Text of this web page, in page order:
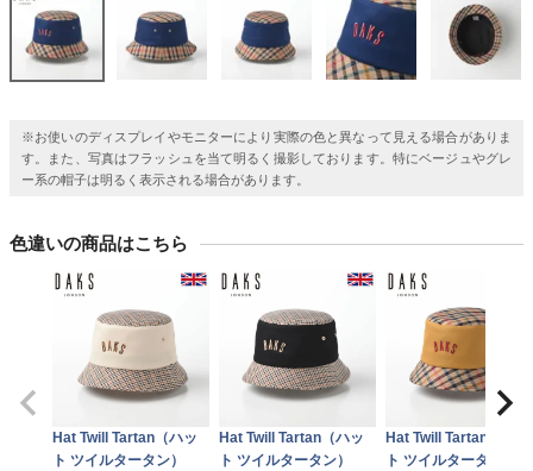
※お使いのディスプレイやモニターにより実際の色と異なって見える場合がありま
す。また、写真はフラッシュを当て明るく撮影しております。特にベージュやグレ
ー系の帽子は明るく表示される場合があります。
色違いの商品はこちら
Hat Twill Tartan（ハッ
ト ツイルタータン）
Hat Twill Tartan（ハッ
ト ツイルタータン）
Hat Twill Tartan（ハッ
ト ツイルタータン）